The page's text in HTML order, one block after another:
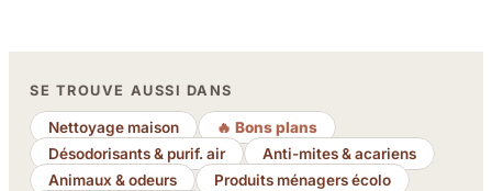
SE TROUVE AUSSI DANS
Nettoyage maison
🔥 Bons plans
Désodorisants & purif. air
Anti-mites & acariens
Animaux & odeurs
Produits ménagers écolo